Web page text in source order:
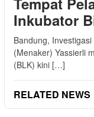
Inkubator
Bandung,
(Menaker) Yassierli
(BLK) kini […]
RELATED NEWS